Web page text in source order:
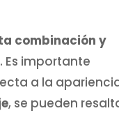
combinación y
. Es importante
a la
, se pueden